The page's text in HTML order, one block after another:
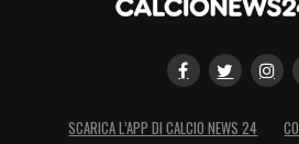
SCARICA L’APP DI CALCIO NEWS 24